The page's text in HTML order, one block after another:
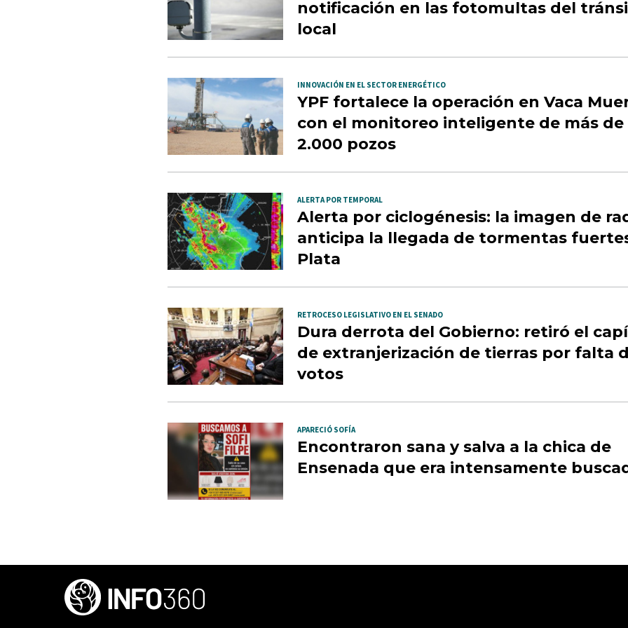
notificación en las fotomultas del
local
INNOVACIÓN EN EL SECTOR ENERGÉTICO
YPF fortalece la operación en Vaca
con el monitoreo inteligente de más de
2.000 pozos
ALERTA POR TEMPORAL
Alerta por ciclogénesis: la imagen de
anticipa la llegada de tormentas
Plata
RETROCESO LEGISLATIVO EN EL SENADO
Dura derrota del Gobierno: retiró el
de extranjerización de tierras por falta
votos
APARECIÓ SOFÍA
Encontraron sana y salva a la chica de
Ensenada que era intensamente